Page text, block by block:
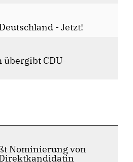
- Jetzt!
übergibt CDU-
Nominierung von